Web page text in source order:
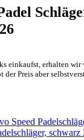
einkaufst, erhalten
Preis aber
schwarz